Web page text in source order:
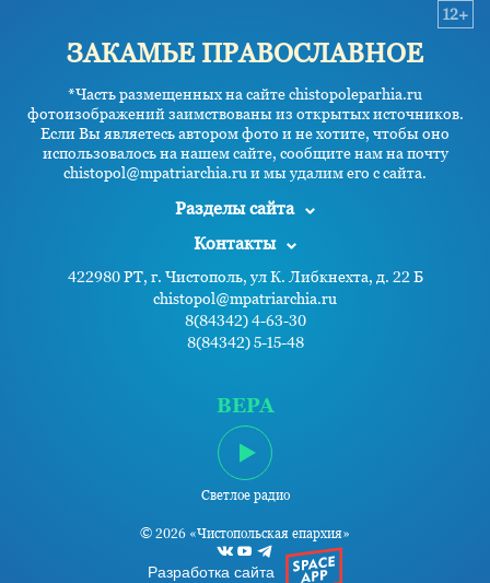
ЗАКАМЬЕ ПРАВОСЛАВНОЕ
*Часть размещенных на сайте chistopoleparhia.ru
фотоизображений заимствованы из открытых источников.
Если Вы являетесь автором фото и не хотите, чтобы оно
использовалось на нашем сайте, сообщите нам на почту
chistopol@mpatriarchia.ru и мы удалим его с сайта.
12+
Разделы сайта
Контакты
422980 РТ, г. Чистополь, ул К. Либкнехта, д. 22 Б
chistopol@mpatriarchia.ru
8(84342) 4-63-30
8(84342) 5-15-48
ВЕРА
Светлое радио
© 2026 «Чистопольская епархия»
Разработка сайта